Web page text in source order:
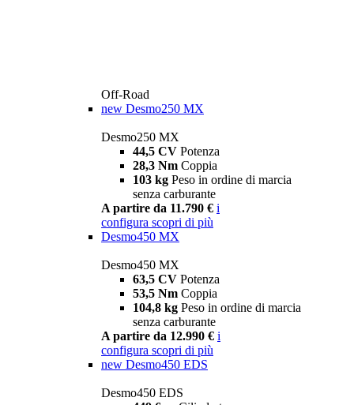
Off-Road
new Desmo250 MX
Desmo250 MX
44,5 CV Potenza
28,3 Nm Coppia
103 kg Peso in ordine di marcia
senza carburante
A partire da 11.790 € i
configura scopri di più
Desmo450 MX
Desmo450 MX
63,5 CV Potenza
53,5 Nm Coppia
104,8 kg Peso in ordine di marcia
senza carburante
A partire da 12.990 € i
configura scopri di più
new Desmo450 EDS
Desmo450 EDS